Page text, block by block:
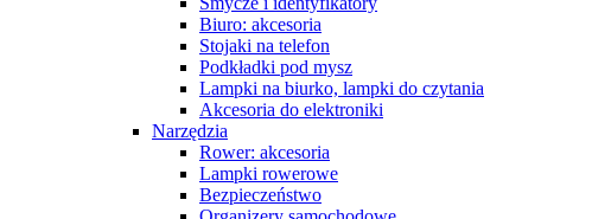
Biuro: akcesoria
Stojaki na telefon
Podkładki pod mysz
Lampki na biurko, lampki do czytania
Akcesoria do elektroniki
Narzędzia
Rower: akcesoria
Lampki rowerowe
Bezpieczeństwo